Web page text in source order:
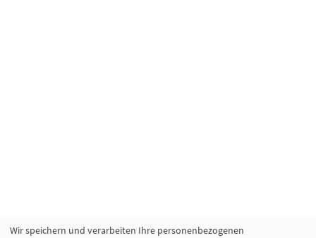
Wir speichern und verarbeiten Ihre personenbezogenen